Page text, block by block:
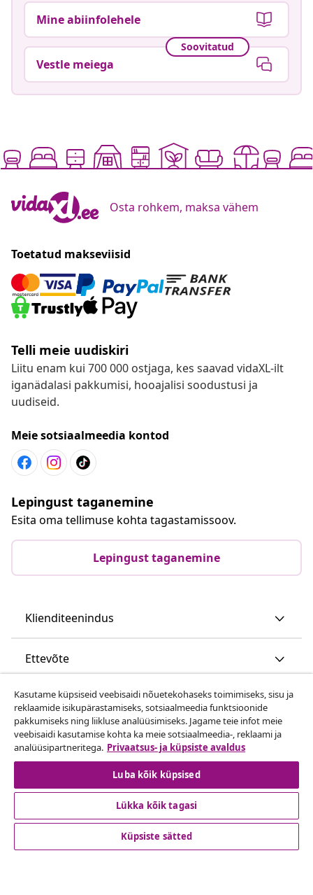
Mine abiinfolehele
Soovitatud
Vestle meiega
Osta rohkem, maksa vähem
Toetatud makseviisid
Telli meie uudiskiri
Liitu enam kui 700 000 ostjaga, kes saavad vidaXL-ilt
iganädalasi pakkumisi, hooajalisi soodustusi ja
uudiseid.
Meie sotsiaalmeedia kontod
Lepingust taganemine
Esita oma tellimuse kohta tagastamissoov.
Lepingust taganemine
Klienditeenindus
Ettevõte
vidaXL
Vaata rohkem
© 2008-2026 vidaXL www.vidaxl.ee on vidaXL Marketplace
Kasutame küpsiseid veebisaidi nõuetekohaseks toimimiseks, sisu ja
reklaamide isikupärastamiseks, sotsiaalmeedia funktsioonide
pakkumiseks ning liikluse analüüsimiseks. Jagame teie infot meie
veebisaidi kasutamise kohta ka meie sotsiaalmeedia-, reklaami ja
analüüsipartneritega. Privaatsus- ja küpsiste avaldus
Luba kõik küpsised
Lükka kõik tagasi
Küpsiste sätted